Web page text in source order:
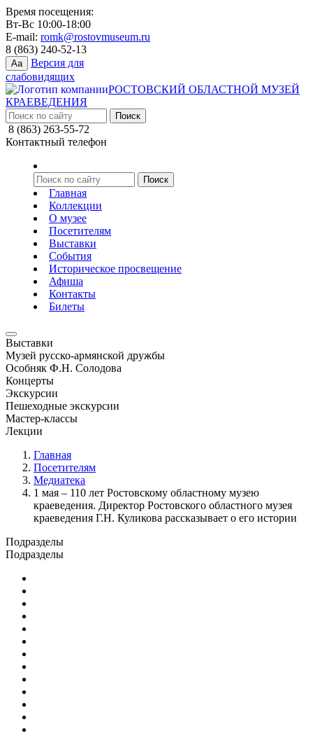
Время посещения:
Вт-Вс 10:00-18:00
E-mail: romk@rostovmuseum.ru
8 (863) 240-52-13
Aa
Версия для
слабовидящих
РОСТОВСКИЙ ОБЛАСТНОЙ МУЗЕЙ
КРАЕВЕДЕНИЯ
8 (863) 263-55-72
Контактный телефон
Главная
Коллекции
О музее
Посетителям
Выставки
События
Историческое просвещение
Афиша
Контакты
Билеты
Выставки
Музей русско-армянской дружбы
Особняк Ф.Н. Солодова
Концерты
Экскурсии
Пешеходные экскурсии
Мастер-классы
Лекции
Главная
Посетителям
Медиатека
1 мая – 110 лет Ростовскому областному музею
краеведения. Директор Ростовского областного музея
краеведения Г.Н. Куликова рассказывает о его истории
Подразделы
Подразделы